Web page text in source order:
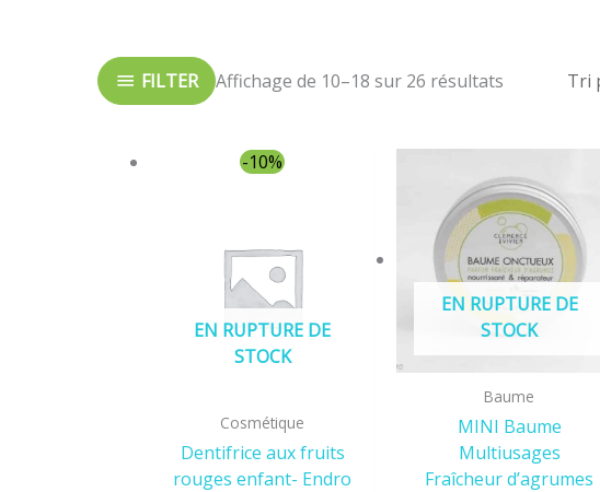
FILTER Affichage de 10–18 sur 26 résultats
-10%
EN RUPTURE DE
STOCK
Cosmétique
Dentifrice aux fruits
rouges enfant- Endro
Le
prix
EN RUPTURE DE
STOCK
Baume
MINI Baume
Multiusages
Fraîcheur d’agrumes